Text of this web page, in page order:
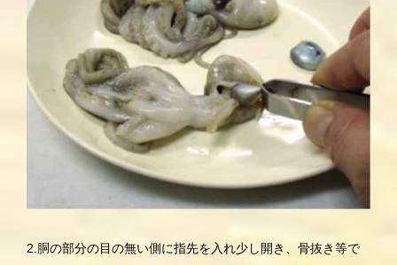
2.胴の部分の目の無い側に指先を入れ少し開き、骨抜き等で